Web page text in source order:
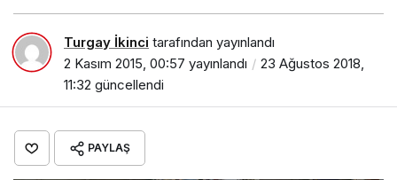
Turgay İkinci tarafından yayınlandı
2 Kasım 2015, 00:57 yayınlandı
23 Ağustos 2018,
11:32 güncellendi
PAYLAŞ